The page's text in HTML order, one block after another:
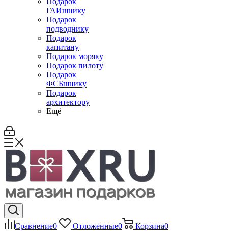
ГАИшнику
Подарок
подводнику
Подарок
капитану
Подарок моряку
Подарок пилоту
Подарок
ФСБшнику
Подарок
архитектору
Ещё
Сравнение0 Отложенные0 Корзина0